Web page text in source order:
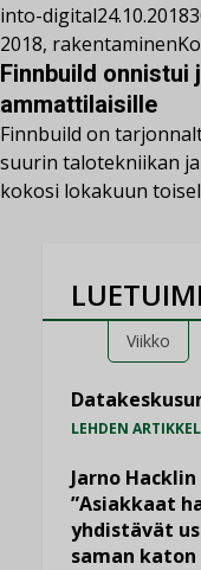
into-digital24.10.2018
2018, rakentaminen
Finnbuild onnistui
ammattilaisille
Finnbuild on
suurin talotekniikan
kokosi lokakuun
Viikko
LEHDEN
Jarno
”Asiakkaat
yhdistävät
saman katon